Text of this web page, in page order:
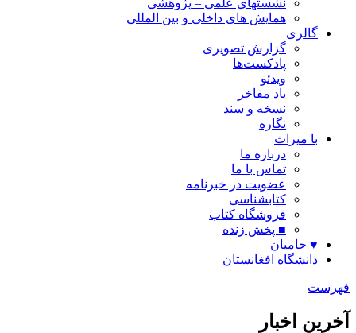
نشستهای علمی – پژوهشی
همایش های داخلی و بین المللی
گالری
گزارش تصویری
پادکست‌ها
ویدئو
یاد مفاخر
نسخه و سند
نگاره
با میراث
درباره ما
تماس با ما
عضویت در خبرنامه
کتابشناسی
فروشگاه کتاب
■ پخش زنده
♥ حامیان
دانشگاه افغانستان
فهرست
آخرین اخبار